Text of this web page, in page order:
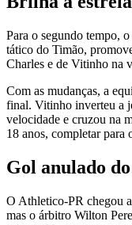
Para o segundo tempo,
tático do Timão,
Charles e de Vitinho na
Com as mudanças, a
final. Vitinho inverteu a
velocidade e cruzou na
18 anos, completar para
Gol anulado
O Athletico-PR chegou
mas o árbitro Wilton